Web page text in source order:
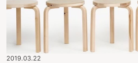
2019.03.22